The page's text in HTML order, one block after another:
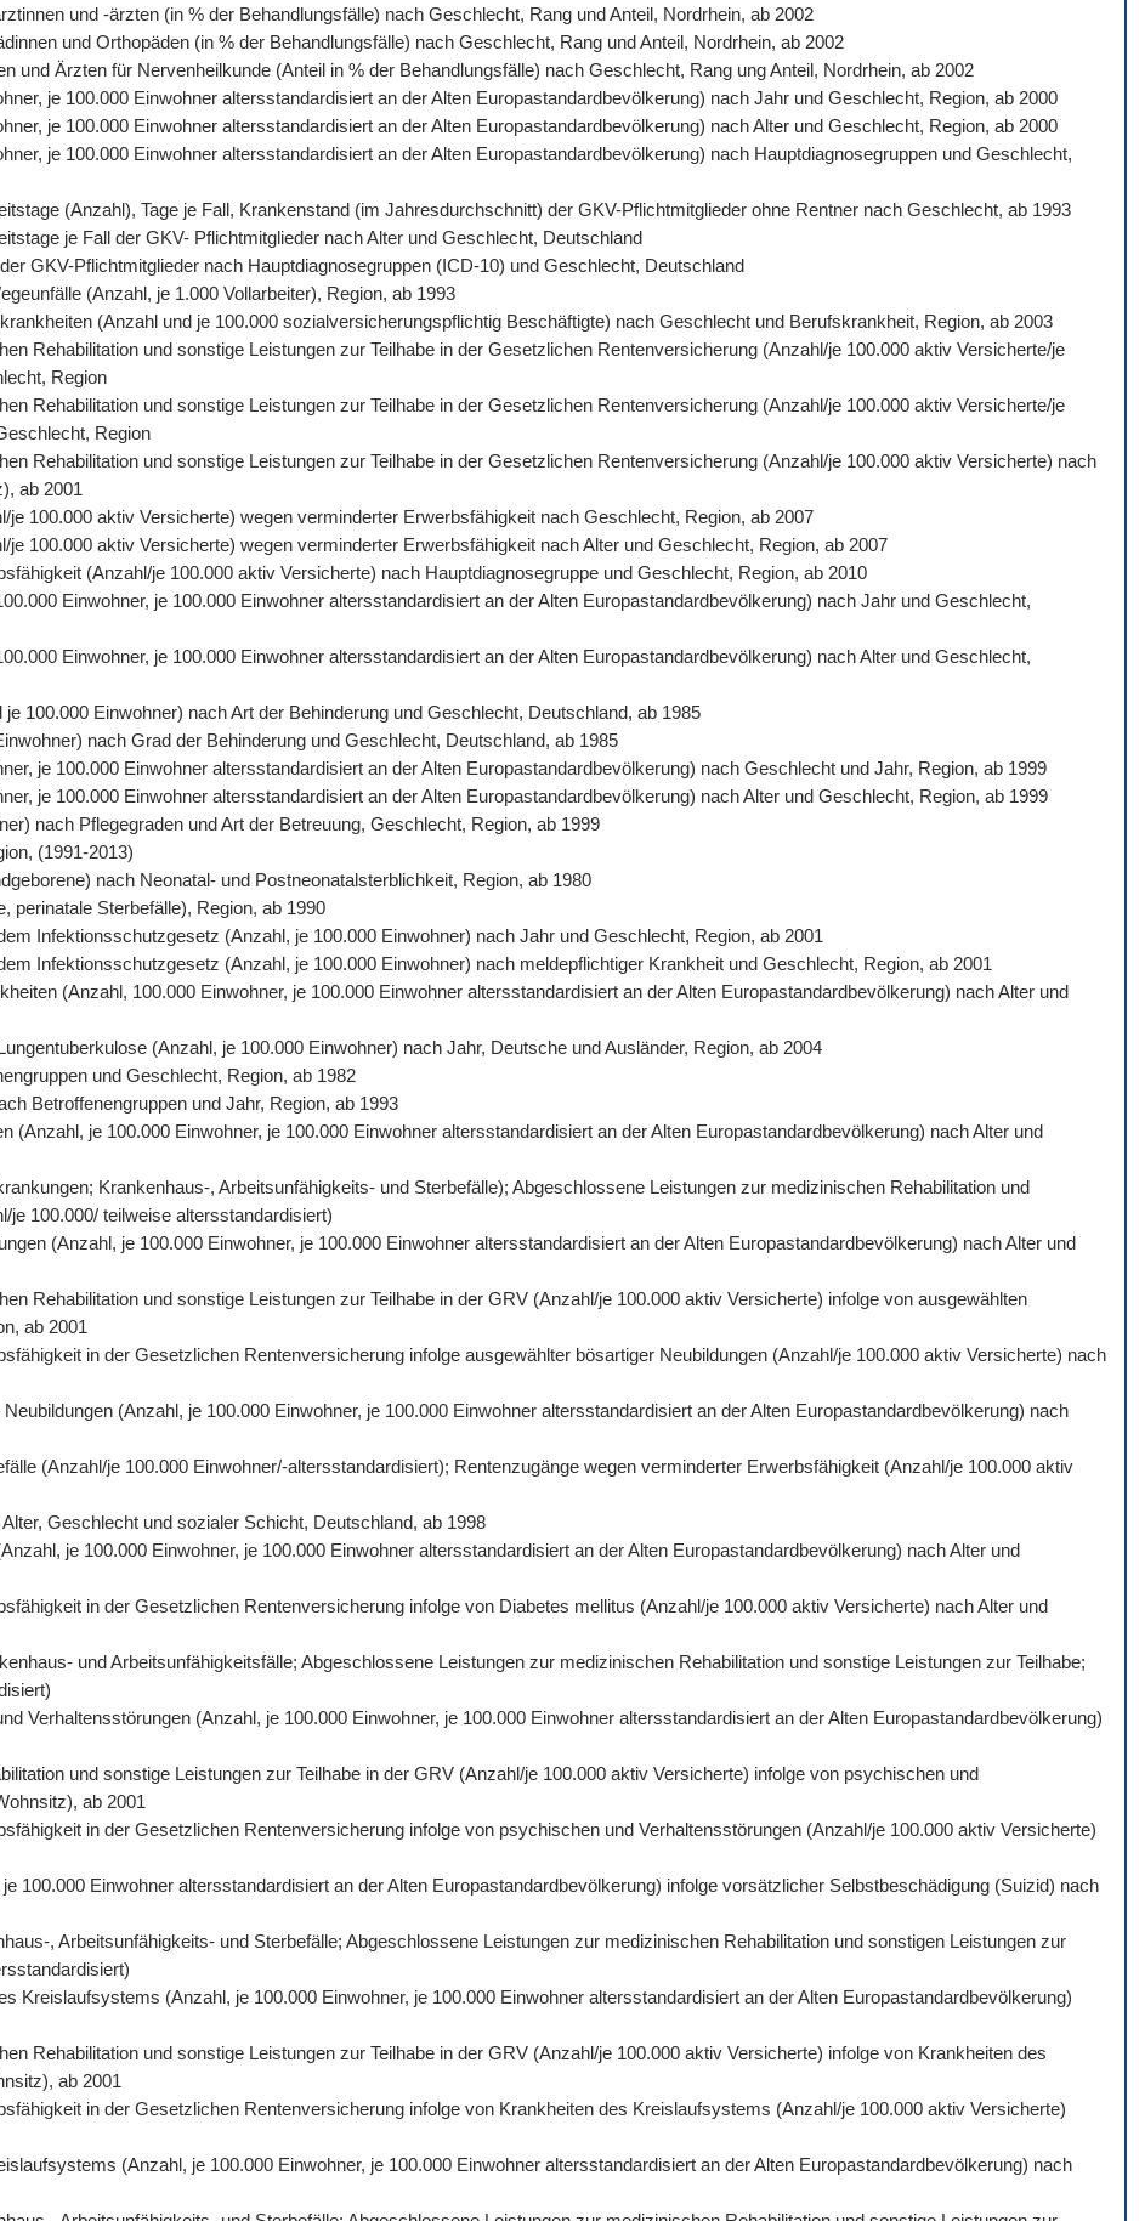
und -ärzten (in % der Behandlungsfälle) nach Geschlecht, Rang und Anteil, Nordrhein, ab 2002
und Orthopäden (in % der Behandlungsfälle) nach Geschlecht, Rang und Anteil, Nordrhein, ab 2002
und Ärzten für Nervenheilkunde (Anteil in % der Behandlungsfälle) nach Geschlecht, Rang ung Anteil, Nordrhein, ab 2002
je 100.000 Einwohner altersstandardisiert an der Alten Europastandardbevölkerung) nach Jahr und Geschlecht, Region, ab 2000
je 100.000 Einwohner altersstandardisiert an der Alten Europastandardbevölkerung) nach Alter und Geschlecht, Region, ab 2000
je 100.000 Einwohner altersstandardisiert an der Alten Europastandardbevölkerung) nach Hauptdiagnosegruppen und Geschlecht,
(Anzahl), Tage je Fall, Krankenstand (im Jahresdurchschnitt) der GKV-Pflichtmitglieder ohne Rentner nach Geschlecht, ab 1993
je Fall der GKV- Pflichtmitglieder nach Alter und Geschlecht, Deutschland
GKV-Pflichtmitglieder nach Hauptdiagnosegruppen (ICD-10) und Geschlecht, Deutschland
(Anzahl, je 1.000 Vollarbeiter), Region, ab 1993
(Anzahl und je 100.000 sozialversicherungspflichtig Beschäftigte) nach Geschlecht und Berufskrankheit, Region, ab 2003
Rehabilitation und sonstige Leistungen zur Teilhabe in der Gesetzlichen Rentenversicherung (Anzahl/je 100.000 aktiv Versicherte/je
Region
Rehabilitation und sonstige Leistungen zur Teilhabe in der Gesetzlichen Rentenversicherung (Anzahl/je 100.000 aktiv Versicherte/je
Region
Rehabilitation und sonstige Leistungen zur Teilhabe in der Gesetzlichen Rentenversicherung (Anzahl/je 100.000 aktiv Versicherte) nach
ab 2001
100.000 aktiv Versicherte) wegen verminderter Erwerbsfähigkeit nach Geschlecht, Region, ab 2007
100.000 aktiv Versicherte) wegen verminderter Erwerbsfähigkeit nach Alter und Geschlecht, Region, ab 2007
(Anzahl/je 100.000 aktiv Versicherte) nach Hauptdiagnosegruppe und Geschlecht, Region, ab 2010
Einwohner, je 100.000 Einwohner altersstandardisiert an der Alten Europastandardbevölkerung) nach Jahr und Geschlecht,
Einwohner, je 100.000 Einwohner altersstandardisiert an der Alten Europastandardbevölkerung) nach Alter und Geschlecht,
100.000 Einwohner) nach Art der Behinderung und Geschlecht, Deutschland, ab 1985
nach Grad der Behinderung und Geschlecht, Deutschland, ab 1985
je 100.000 Einwohner altersstandardisiert an der Alten Europastandardbevölkerung) nach Geschlecht und Jahr, Region, ab 1999
je 100.000 Einwohner altersstandardisiert an der Alten Europastandardbevölkerung) nach Alter und Geschlecht, Region, ab 1999
nach Pflegegraden und Art der Betreuung, Geschlecht, Region, ab 1999
(1991-2013)
nach Neonatal- und Postneonatalsterblichkeit, Region, ab 1980
perinatale Sterbefälle), Region, ab 1990
Infektionsschutzgesetz (Anzahl, je 100.000 Einwohner) nach Jahr und Geschlecht, Region, ab 2001
Infektionsschutzgesetz (Anzahl, je 100.000 Einwohner) nach meldepflichtiger Krankheit und Geschlecht, Region, ab 2001
(Anzahl, 100.000 Einwohner, je 100.000 Einwohner altersstandardisiert an der Alten Europastandardbevölkerung) nach Alter und
(Anzahl, je 100.000 Einwohner) nach Jahr, Deutsche und Ausländer, Region, ab 2004
und Geschlecht, Region, ab 1982
Betroffenengruppen und Jahr, Region, ab 1993
(Anzahl, je 100.000 Einwohner, je 100.000 Einwohner altersstandardisiert an der Alten Europastandardbevölkerung) nach Alter und
Krankenhaus-, Arbeitsunfähigkeits- und Sterbefälle); Abgeschlossene Leistungen zur medizinischen Rehabilitation und
je 100.000/ teilweise altersstandardisiert)
(Anzahl, je 100.000 Einwohner, je 100.000 Einwohner altersstandardisiert an der Alten Europastandardbevölkerung) nach Alter und
Rehabilitation und sonstige Leistungen zur Teilhabe in der GRV (Anzahl/je 100.000 aktiv Versicherte) infolge von ausgewählten
ab 2001
in der Gesetzlichen Rentenversicherung infolge ausgewählter bösartiger Neubildungen (Anzahl/je 100.000 aktiv Versicherte) nach
(Anzahl, je 100.000 Einwohner, je 100.000 Einwohner altersstandardisiert an der Alten Europastandardbevölkerung) nach
(Anzahl/je 100.000 Einwohner/-altersstandardisiert); Rentenzugänge wegen verminderter Erwerbsfähigkeit (Anzahl/je 100.000 aktiv
Geschlecht und sozialer Schicht, Deutschland, ab 1998
je 100.000 Einwohner, je 100.000 Einwohner altersstandardisiert an der Alten Europastandardbevölkerung) nach Alter und
in der Gesetzlichen Rentenversicherung infolge von Diabetes mellitus (Anzahl/je 100.000 aktiv Versicherte) nach Alter und
und Arbeitsunfähigkeitsfälle; Abgeschlossene Leistungen zur medizinischen Rehabilitation und sonstige Leistungen zur Teilhabe;
Verhaltensstörungen (Anzahl, je 100.000 Einwohner, je 100.000 Einwohner altersstandardisiert an der Alten Europastandardbevölkerung)
und sonstige Leistungen zur Teilhabe in der GRV (Anzahl/je 100.000 aktiv Versicherte) infolge von psychischen und
ab 2001
in der Gesetzlichen Rentenversicherung infolge von psychischen und Verhaltensstörungen (Anzahl/je 100.000 aktiv Versicherte)
100.000 Einwohner altersstandardisiert an der Alten Europastandardbevölkerung) infolge vorsätzlicher Selbstbeschädigung (Suizid) nach
, Arbeitsunfähigkeits- und Sterbefälle; Abgeschlossene Leistungen zur medizinischen Rehabilitation und sonstigen Leistungen zur
Kreislaufsystems (Anzahl, je 100.000 Einwohner, je 100.000 Einwohner altersstandardisiert an der Alten Europastandardbevölkerung)
Rehabilitation und sonstige Leistungen zur Teilhabe in der GRV (Anzahl/je 100.000 aktiv Versicherte) infolge von Krankheiten des
ab 2001
in der Gesetzlichen Rentenversicherung infolge von Krankheiten des Kreislaufsystems (Anzahl/je 100.000 aktiv Versicherte)
(Anzahl, je 100.000 Einwohner, je 100.000 Einwohner altersstandardisiert an der Alten Europastandardbevölkerung) nach